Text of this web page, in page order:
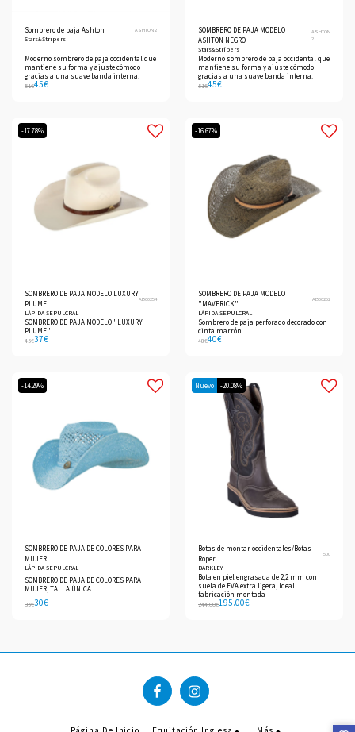
Sombrero de paja Ashton ASHTON 2
Stars&Stripers
Moderno sombrero de paja occidental que
mantiene su forma y ajuste cómodo
gracias a una suave banda interna.
51€45€
SOMBRERO DE PAJA MODELO
ASHTON NEGRO
ASHTON
2
Stars&Stripers
Moderno sombrero de paja occidental que
mantiene su forma y ajuste cómodo
gracias a una suave banda interna.
51€45€
-17.78%
SOMBRERO DE PAJA MODELO LUXURY
PLUME
AB00254
LÁPIDA SEPULCRAL
SOMBRERO DE PAJA MODELO "LUXURY
PLUME"
45€37€
-16.67%
SOMBRERO DE PAJA MODELO
"MAVERICK"
AB00252
LÁPIDA SEPULCRAL
Sombrero de paja perforado decorado con
cinta marrón
48€40€
-14.29%
SOMBRERO DE PAJA DE COLORES PARA
MUJER
LÁPIDA SEPULCRAL
SOMBRERO DE PAJA DE COLORES PARA
MUJER, TALLA ÚNICA
35€30€
Nuevo -20.08%
Botas de montar occidentales/Botas
Roper
500
BARKLEY
Bota en piel engrasada de 2,2 mm con
suela de EVA extra ligera, Ideal
fabricación montada
244.00€195.00€